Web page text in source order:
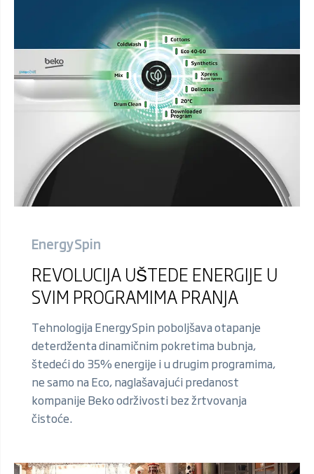
EnergySpin
REVOLUCIJA UŠTEDE ENERGIJE U
SVIM PROGRAMIMA PRANJA
Tehnologija EnergySpin poboljšava otapanje
deterdženta dinamičnim pokretima bubnja,
štedeći do 35% energije i u drugim programima,
ne samo na Eco, naglašavajući predanost
kompanije Beko održivosti bez žrtvovanja
čistoće.